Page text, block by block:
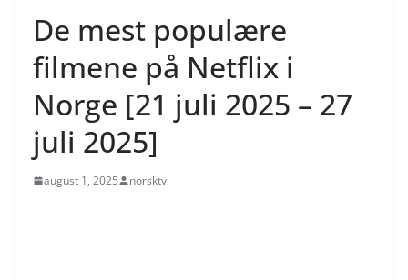
De mest populære
filmene på Netflix i
Norge [21 juli 2025 – 27
juli 2025]
august 1, 2025 norsktvi